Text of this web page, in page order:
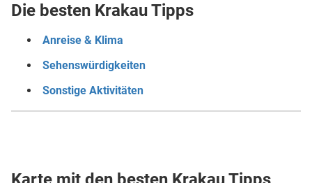
Die besten Krakau Tipps
Anreise & Klima
Sehenswürdigkeiten
Sonstige Aktivitäten